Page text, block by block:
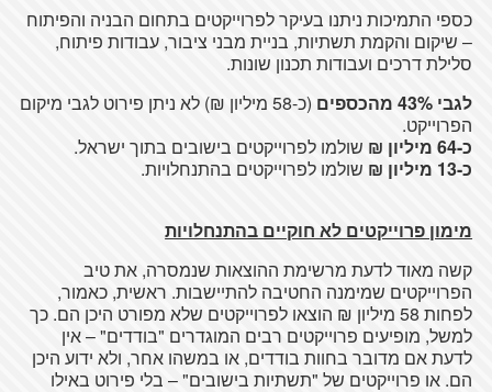
כספי התמיכות ניתנו בעיקר לפרוייקטים בתחום הבניה והפיתוח
– שיקום והקמת תשתיות, בניית מבני ציבור, עבודות פיתוח,
סלילת דרכים ועבודות תכנון שונות.
לגבי 43% מהכספים
(כ-58 מיליון ₪) לא ניתן פירוט לגבי מיקום
הפרוייקט.
כ-64 מיליון ₪
שולמו לפרוייקטים בישובים בתוך ישראל.
כ-13 מיליון ₪
שולמו לפרוייקטים בהתנחלויות.
מימון פרוייקטים לא חוקיים בהתנחלויות
קשה מאוד לדעת מרשימת ההוצאות שנמסרה, את טיב
הפרוייקטים שמימנה החטיבה להתיישבות. ראשית, כאמור,
לפחות 58 מיליון ₪ הוצאו לפרוייקטים שלא מפורט היכן הם. כך
למשל, מופיעים פרוייקטים רבים המוגדרים "בודדים" – אין
לדעת אם מדובר בחוות בודדים, או במשהו אחר, ולא ידוע היכן
הם. או פרוייקטים של "תשתיות בישובים" – בלי פירוט באילו